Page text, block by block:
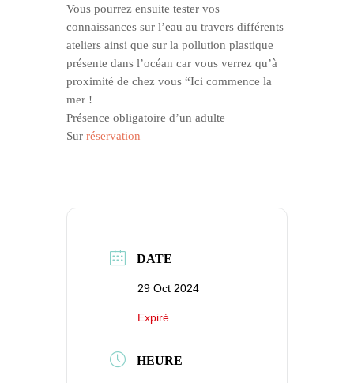
Vous pourrez ensuite tester vos
connaissances sur l’eau au travers différents
ateliers ainsi que sur la pollution plastique
présente dans l’océan car vous verrez qu’à
proximité de chez vous “Ici commence la
mer !
Présence obligatoire d’un adulte
Sur réservation
DATE
29 Oct 2024
Expiré
HEURE